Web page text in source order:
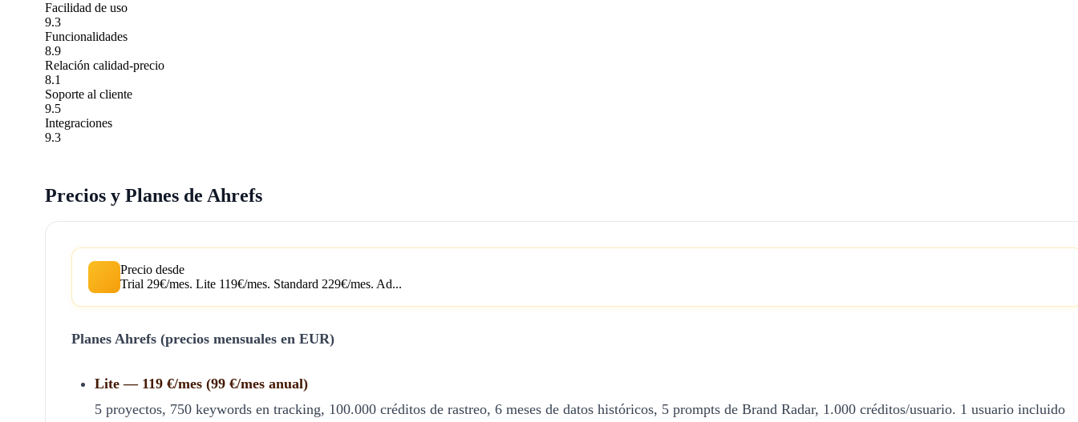
Facilidad de uso
9.3
Funcionalidades
8.9
Relación calidad-precio
8.1
Soporte al cliente
9.5
Integraciones
9.3
Precios y Planes de Ahrefs
Precio desde
Trial 29€/mes. Lite 119€/mes. Standard 229€/mes. Ad...
Planes Ahrefs (precios mensuales en EUR)
Lite — 119 €/mes (99 €/mes anual)
5 proyectos, 750 keywords en tracking, 100.000 créditos de rastreo, 6 meses de datos históricos, 5 prompts de Brand Radar, 1.000 créditos/usuario. 1 usuario incluido